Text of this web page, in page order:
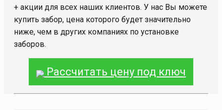
+ акции для всех наших клиентов. У нас Вы можете
купить забор, цена которого будет значительно
ниже, чем в других компаниях по установке
заборов.
Рассчитать цену под ключ